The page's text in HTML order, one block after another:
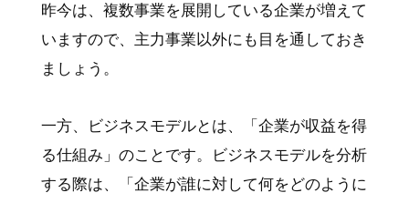
昨今は、複数事業を展開している企業が増えて
いますので、主力事業以外にも目を通しておき
ましょう。
一方、ビジネスモデルとは、「企業が収益を得
る仕組み」のことです。ビジネスモデルを分析
する際は、「企業が誰に対して何をどのように